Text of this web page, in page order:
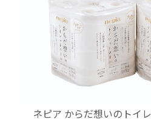
ネピア からだ想いのトイ